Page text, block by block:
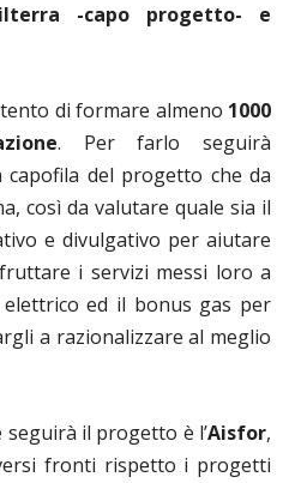
-capo progetto- e
di formare almeno 1000
. Per farlo seguirà
capofila del progetto che da
così da valutare quale sia il
e divulgativo per aiutare
i servizi messi loro a
ed il bonus gas per
a razionalizzare al meglio
seguirà il progetto è l’Aisfor,
fronti rispetto i progetti